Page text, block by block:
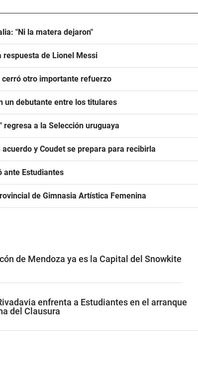
"Ni la matera dejaron"
respuesta de Lionel Messi
cerró otro importante refuerzo
un debutante entre los titulares
regresa a la Selección uruguaya
y Coudet se prepara para recibirla
ante Estudiantes
de Gimnasia Artística Femenina
de Mendoza ya es la Capital del Snowkite
enfrenta a Estudiantes en el arranque
del Clausura